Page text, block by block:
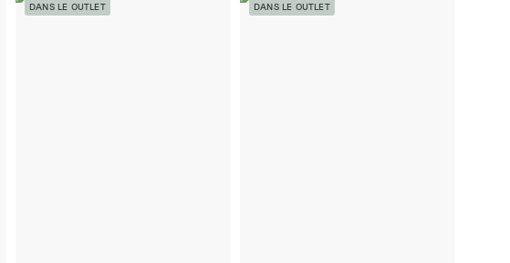
DANS LE OUTLET DANS LE OUTLET